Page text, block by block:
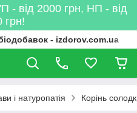
- від 2000 грн, НП - від
грн!
біодобавок - izdorov.com.ua
і натуропатія Корінь